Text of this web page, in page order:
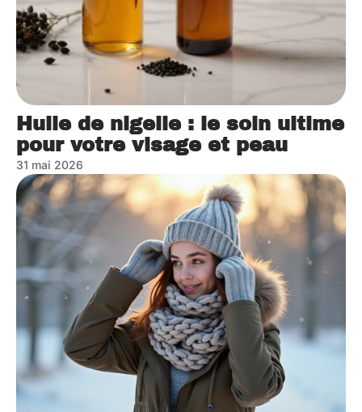
Huile de nigelle : le soin ultime
pour votre visage et peau
31 mai 2026